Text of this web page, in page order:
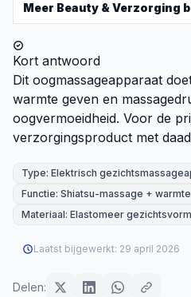
Meer Beauty & Verzorging
Kort antwoord
Dit oogmassageapparaat
warmte geven en
oogvermoeidheid. Voor de
verzorgingsproduct met
Type: Elektrisch
Functie: Shiatsu-massage +
Materiaal: Elastomeer
Laatst bijgewerkt: 29 april 2026
Delen: